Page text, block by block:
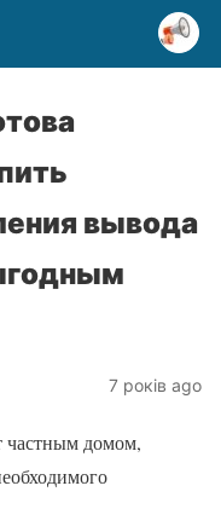
вывода
7 років ago
частным домом,